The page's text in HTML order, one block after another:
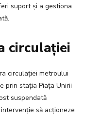
suport și a gestiona
circulației
circulației metroului
prin stația Piața Unirii
suspendată
să acționeze